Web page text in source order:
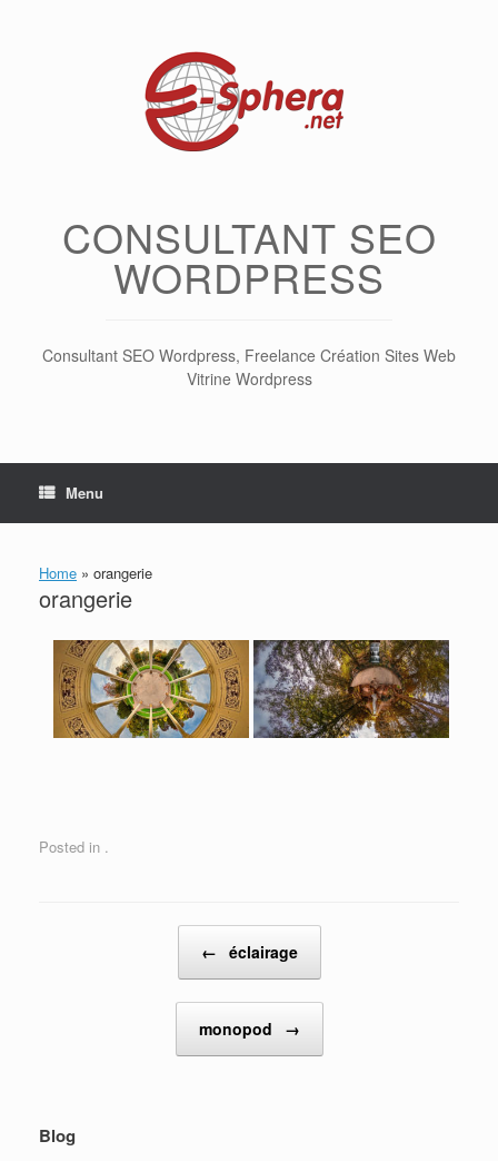
CONSULTANT SEO
WORDPRESS
Consultant SEO Wordpress, Freelance Création Sites Web
Vitrine Wordpress
Menu
Home » orangerie
orangerie
Posted in .
← éclairage
monopod →
Blog